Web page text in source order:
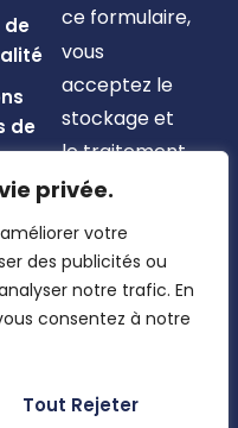
privée.
votre
des publicités ou
notre trafic. En
consentez à notre
Tout Rejeter
de
de
ce formulaire,
vous
acceptez le
stockage et
le traitement
de vos
ce site web.
S'inscrire